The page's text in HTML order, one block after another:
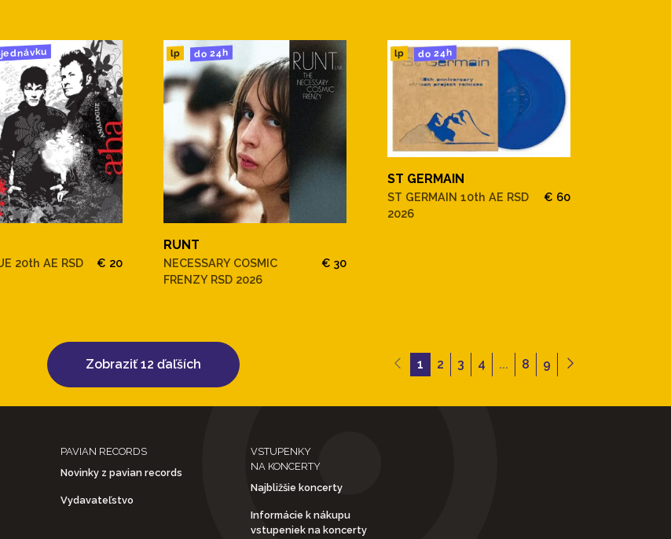
20th AE RSD
€ 20
lp do 24h
RUNT
NECESSARY COSMIC
FRENZY RSD 2026
€ 30
lp do 24h
ST GERMAIN
ST GERMAIN 10th AE RSD
2026
€ 60
Zobraziť 12 ďaľších 1 2 3 4 ... 8 9
PAVIAN RECORDS
Novinky z pavian records
Vydavateľstvo
VSTUPENKY
NA KONCERTY
Najbližšie koncerty
Informácie k nákupu
vstupeniek na koncerty